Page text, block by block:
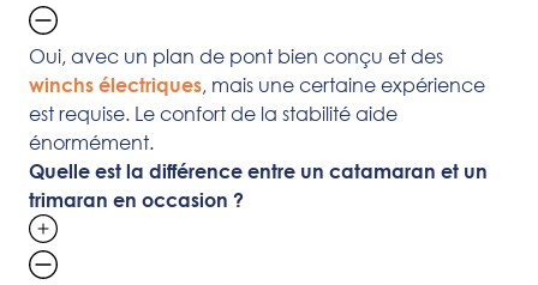
Oui, avec un plan de pont bien conçu et des
winchs électriques, mais une certaine expérience
est requise. Le confort de la stabilité aide
énormément.
Quelle est la différence entre un catamaran et un
trimaran en occasion ?